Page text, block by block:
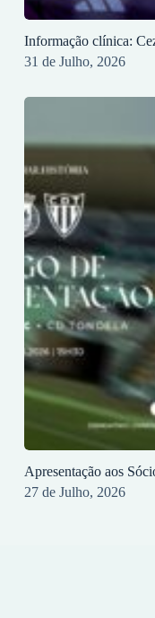
Informação clínica:
31 de Julho, 2026
Apresentação aos
27 de Julho, 2026